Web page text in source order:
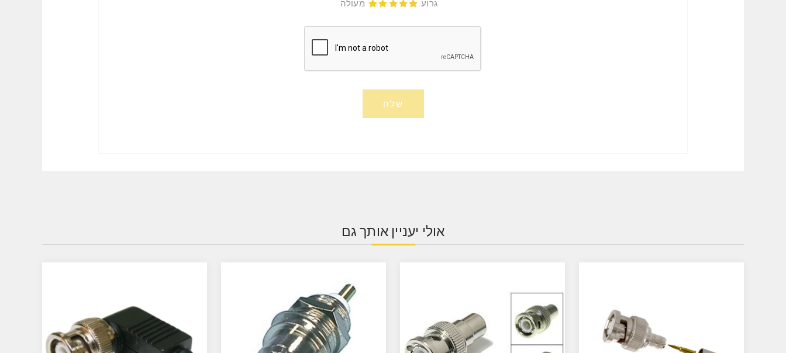
גרוע מעולה
שלח
אולי יעניין אותך גם